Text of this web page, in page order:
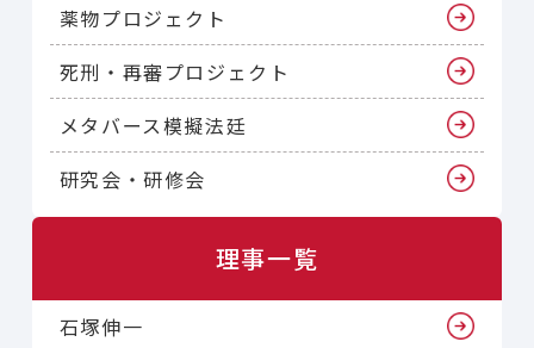
薬物プロジェクト
死刑・再審プロジェクト
メタバース模擬法廷
研究会・研修会
理事一覧
石塚伸一